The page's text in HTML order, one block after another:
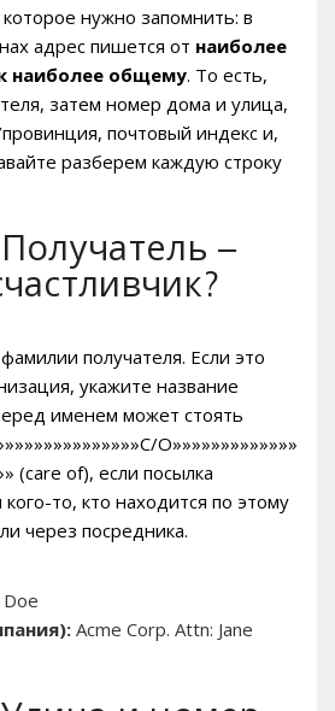
нужно запомнить: в
адрес пишется от наиболее
наиболее общему. То есть,
затем номер дома и улица,
почтовый индекс и,
разберем каждую строку
–
получателя. Если это
укажите название
именем может стоять
O»»»»»»»»»»»»»
(care of), если посылка
то, кто находится по этому
через посредника.
Doe
Acme Corp. Attn: Jane